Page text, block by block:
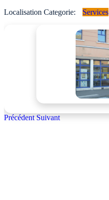
Localisation Categorie:
Services
Précédent Suivant